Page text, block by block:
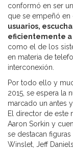
conformó en ser
que se empeñó en
usuarios,
eficientemente a
como el de los
en materia de
interconexión.
Por todo ello y
2015, se espera la
marcado un antes
El director de este
Aaron Sorkin y
se destacan
Winslet, Jeff